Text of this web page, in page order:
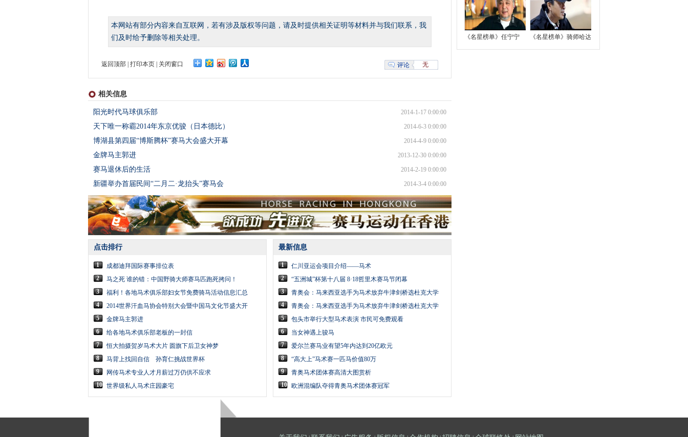
《名星榜单》任宁宁 《名星榜单》骑师哈达
本网站有部分内容来自互联网，若有涉及版权等问题，请及时提供相关证明等材料并与我们联系，我
们及时给予删除等相关处理。
返回顶部 打印本页 关闭窗口 评论 无
相关信息
阳光时代马球俱乐部 2014-1-17 0:00:00
天下唯一称霸2014年东京优骏（日本德比） 2014-6-3 0:00:00
博湖县第四届“博斯腾杯”赛马大会盛大开幕 2014-4-9 0:00:00
金牌马主郭进 2013-12-30 0:00:00
赛马退休后的生活 2014-2-19 0:00:00
新疆举办首届民间“二月二·龙抬头”赛马会 2014-3-4 0:00:00
点击排行
1
成都迪拜国际赛事排位表
2
马之死 谁的错：中国野骑大师赛马匹跑死拷问！
3
福利！各地马术俱乐部妇女节免费骑马活动信息汇总
4
2014世界汗血马协会特别大会暨中国马文化节盛大开
5
金牌马主郭进
6
给各地马术俱乐部老板的一封信
7
恒大拍摄贺岁马术大片 圆旗下后卫女神梦
8
马背上找回自信 孙育仁挑战世界杯
9
网传马术专业人才月薪过万仍供不应求
10 世界级私人马术庄园豪宅
最新信息
1
仁川亚运会项目介绍——马术
2
“五洲城”杯第十八届 8·18哲里木赛马节闭幕
3
青奥会：马来西亚选手为马术放弃牛津剑桥选杜克大学
4
青奥会：马来西亚选手为马术放弃牛津剑桥选杜克大学
5
包头市举行大型马术表演 市民可免费观看
6
当女神遇上骏马
7
爱尔兰赛马业有望5年内达到20亿欧元
8
“高大上”马术赛一匹马价值80万
9
青奥马术团体赛高清大图赏析
10
欧洲混编队夺得青奥马术团体赛冠军